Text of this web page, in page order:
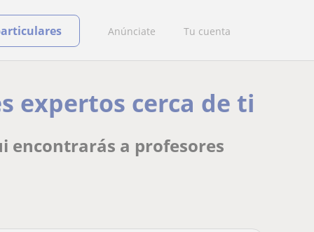
Anúnciate Tu cuenta
expertos cerca de ti
encontrarás a profesores